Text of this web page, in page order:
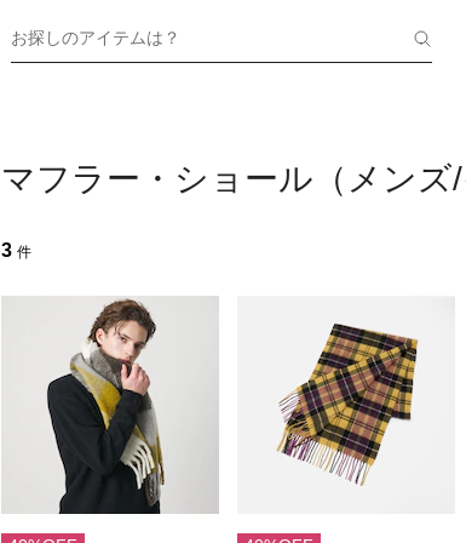
お探しのアイテムは？
マフラー・ショール（メンズ/
3 件